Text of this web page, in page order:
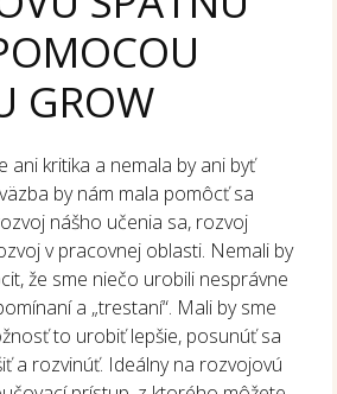
GROW
ani kritika a nemala by ani byť
by nám mala pomôcť sa
nášho učenia sa, rozvoj
v pracovnej oblasti. Nemali by
že sme niečo urobili nesprávne
a „trestaní“. Mali by sme
to urobiť lepšie, posunúť sa
a rozvinúť. Ideálny na rozvojovú